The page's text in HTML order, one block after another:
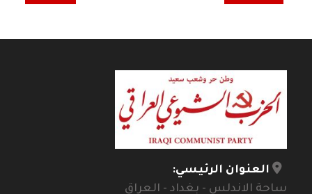
العنوان الرئيسي:
ساحة الاندلس - بغداد - العراق